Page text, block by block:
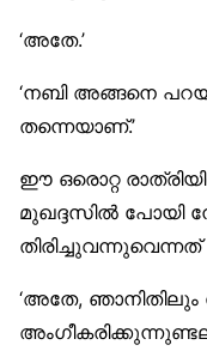
‘അതേ.’
‘നബി അങ്ങനെ
തന്നെയാണ്.’
ഈ ഒരൊറ്റ
മുഖദ്ദസിൽ പോയി
‘അതേ,